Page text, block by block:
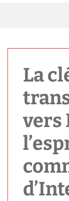
La
vers